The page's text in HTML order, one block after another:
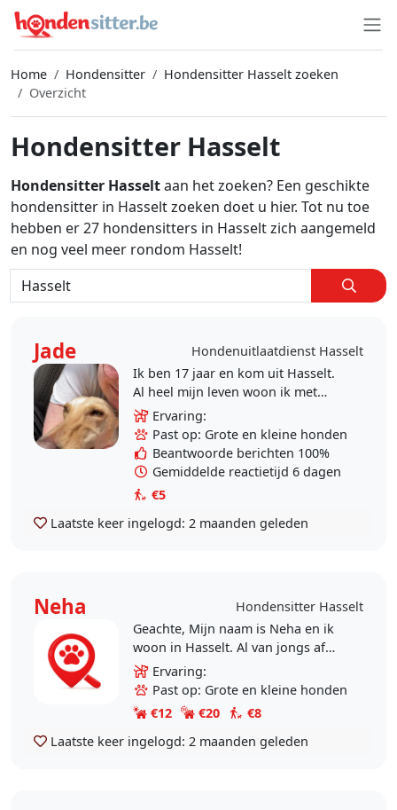
Home Hondensitter
Hondensitter Hasselt zoeken
Overzicht
Hondensitter Hasselt
Hondensitter Hasseltaan het zoeken? Een geschikte
hondensitter in Hasselt zoeken doet u hier. Tot nu toe
hebben er 27 hondensitters in Hasselt zich aangemeld
en nog veel meer rondom Hasselt!
Jade
Hondenuitlaatdienst Hasselt
Ik ben 17 jaar en kom uit Hasselt.
Al heel mijn leven woon ik met
dieren en dieren betekenen heel
veel voor mij. Ik heb
vrijwilligerswerk gedaan in..
Ervaring:
Past op: Grote en kleine honden
Beantwoorde berichten 100%
Gemiddelde reactietijd 6 dagen
€5
Laatste keer ingelogd: 2 maanden geleden
Neha
Hondensitter Hasselt
Geachte, Mijn naam is Neha en ik
woon in Hasselt. Al van jongs af
aan hou ik van dieren en het
verzorgen van hen geeft mij veel
voldoening. Ik ben..
Ervaring:
Past op: Grote en kleine honden
€12
€20
€8
Laatste keer ingelogd: 2 maanden geleden